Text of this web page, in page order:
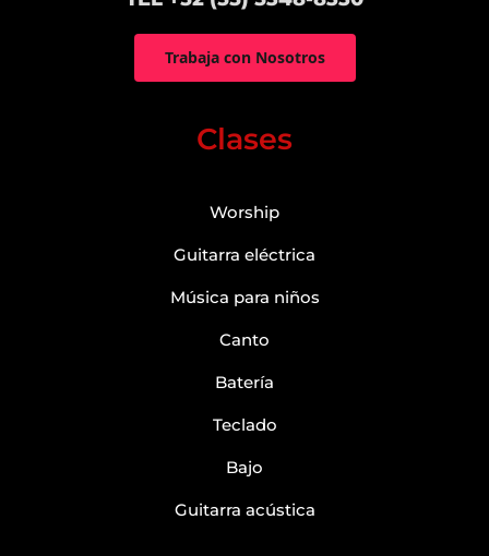
Trabaja con Nosotros
Clases
Worship
Guitarra eléctrica
Música para niños
Canto
Batería
Teclado
Bajo
Guitarra acústica